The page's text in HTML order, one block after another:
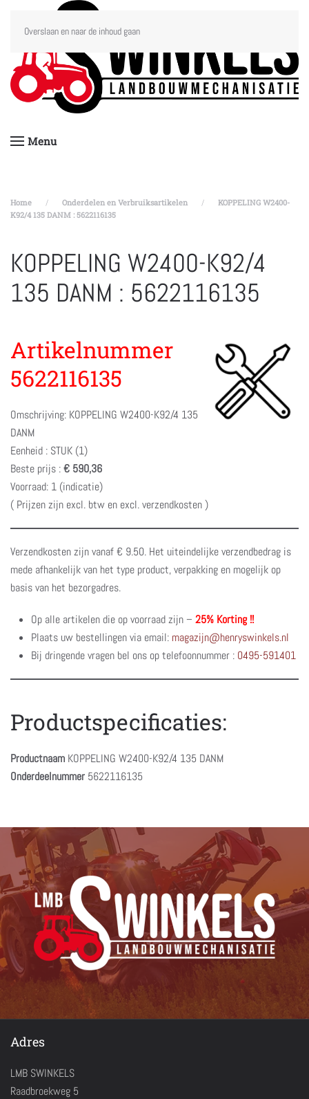
Overslaan en naar de inhoud gaan
Menu
Home Onderdelen en Verbruiksartikelen
KOPPELING W2400-
K92/4 135 DANM : 5622116135
KOPPELING W2400-K92/4
135 DANM : 5622116135
Artikelnummer
5622116135
Omschrijving: KOPPELING W2400-K92/4 135
DANM
Eenheid : STUK (1)
Beste prijs :€ 590,36
Voorraad: 1 (indicatie)
( Prijzen zijn excl. btw en excl. verzendkosten )
Verzendkosten zijn vanaf € 9.50. Het uiteindelijke verzendbedrag is
mede afhankelijk van het type product, verpakking en mogelijk op
basis van het bezorgadres.
Op alle artikelen die op voorraad zijn – 25% Korting !!
Plaats uw bestellingen via email: magazijn@henryswinkels.nl
Bij dringende vragen bel ons op telefoonnummer : 0495-591401
Productspecificaties:
Productnaam KOPPELING W2400-K92/4 135 DANM
Onderdeelnummer 5622116135
Adres
LMB SWINKELS
Raadbroekweg 5